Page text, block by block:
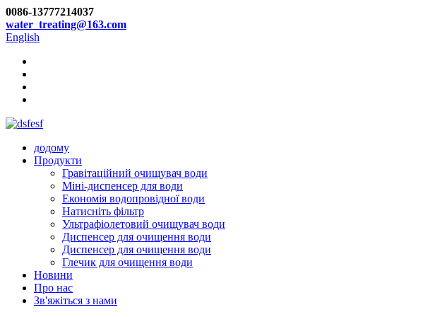
0086-13777214037
water_treating@163.com
English
додому
Продукти
Гравітаційний очищувач води
Міні-диспенсер для води
Економія водопровідної води
Натисніть фільтр
Ультрафіолетовий очищувач води
Диспенсер для очищення води
Диспенсер для очищення води
Глечик для очищення води
Новини
Про нас
Зв'яжіться з нами